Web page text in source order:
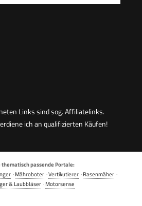
Links sind sog. Affiliatelinks.
ich an qualifizierten Käufen!
passende Portale:
·Mähroboter ·Vertikutierer ·Rasenmäher ·
& Laubbläser ·Motorsense